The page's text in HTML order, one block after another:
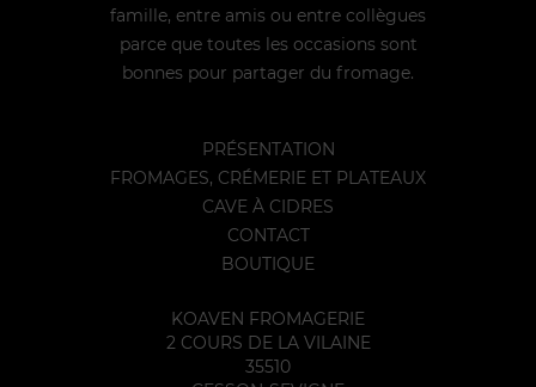
famille, entre amis ou entre collègues
parce que toutes les occasions sont
bonnes pour partager du fromage.
PRÉSENTATION
FROMAGES, CRÉMERIE ET PLATEAUX
CAVE À CIDRES
CONTACT
BOUTIQUE
KOAVEN FROMAGERIE
2 COURS DE LA VILAINE
35510